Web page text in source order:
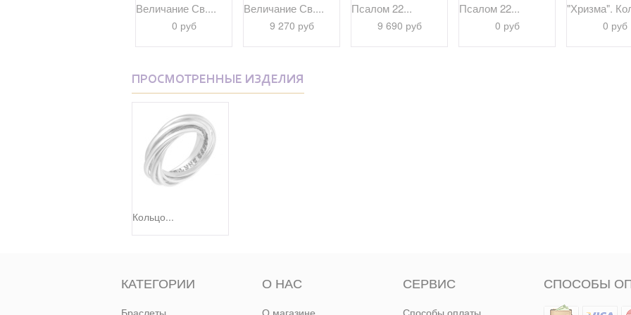
Величание Св....
0 руб
Величание Св....
9 270 руб
Псалом 22...
9 690 руб
Псалом 22...
0 руб
"Хризма".
0 руб
ПРОСМОТРЕННЫЕ ИЗДЕЛИЯ
Кольцо...
КАТЕГОРИИ
Браслеты
О НАС
О магазине
СЕРВИС
Способы оплаты
СПОСОБЫ